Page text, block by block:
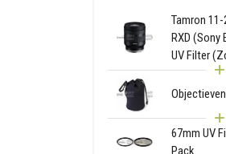
Tamron
RXD (Sony
UV Filter
67mm UV
Pack